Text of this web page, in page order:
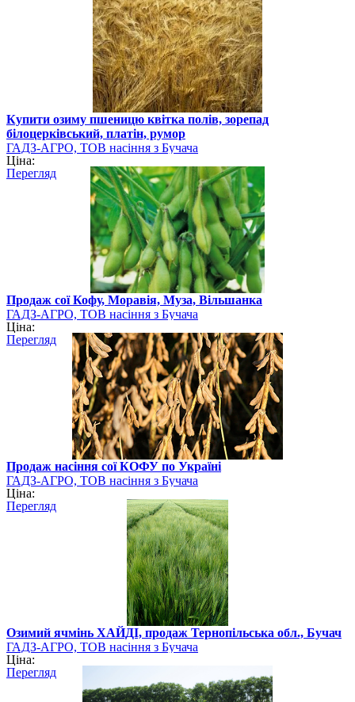
Купити озиму пшеницю квітка полів, зорепад
білоцерківський, платін, румор
ГАДЗ-АГРО, ТОВ насіння з Бучача
Ціна:
Перегляд
Продаж сої Кофу, Моравія, Муза, Вільшанка
ГАДЗ-АГРО, ТОВ насіння з Бучача
Ціна:
Перегляд
Продаж насіння сої КОФУ по Україні
ГАДЗ-АГРО, ТОВ насіння з Бучача
Ціна:
Перегляд
Озимий ячмінь ХАЙДІ, продаж Тернопільська обл., Бучач
ГАДЗ-АГРО, ТОВ насіння з Бучача
Ціна:
Перегляд